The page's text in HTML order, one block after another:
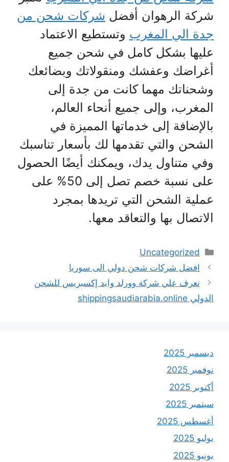
شركة الرهوان أفضل شركات شحن من
جدة الي المغربوتستطيع الاعتماد
عليها بشكل كامل في شحن جميع
أغراضك وعفشك ومنقولاتك وبضائعك
وشحناتك مهما كانت من جدة إلى
المغرب، وإلى جميع أنحاء العالم،
بالإضافة إلى خدماتها المميزة في
الشحن والتي تقدمها لك بأسعار تناسبك
وفي متناول يدك، ويمكنك أيضًا الحصول
على نسبة خصم تصل إلى 50% على
عملية الشحن التي تريدها بمجرد
الاتصال بها والتعاقد معها.
التصنيفات
Uncategorized
افضل شركات شحن دولي الى سوريا
تعرف علي شركة وورلد وايد إكسبريس للشحن
الدولي shippingsaudiarabia.online
ديسمبر 2025
نوفمبر 2025
أكتوبر 2025
سبتمبر 2025
أغسطس 2025
يوليو 2025
يونيو 2025